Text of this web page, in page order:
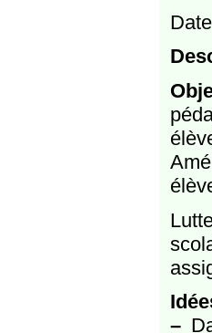
–